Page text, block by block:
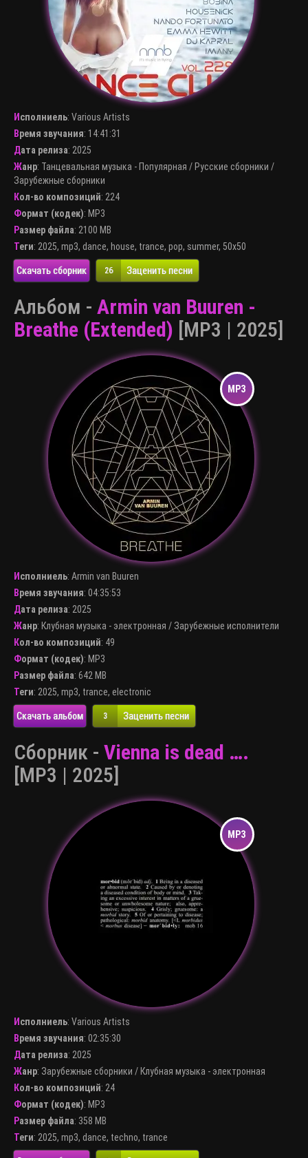
Исполниель: Various Artists
Время звучания: 14:41:31
Дата релиза: 2025
Жанр: Танцевальная музыка - Популярная / Русские сборники /
Зарубежные сборники
Кол-во композиций: 224
Формат (кодек): MP3
Размер файла: 2100 MB
Теги: 2025, mp3, dance, house, trance, pop, summer, 50x50
Скачать сборник 26 Заценить песни
Альбом - Armin van Buuren -
Breathe (Extended) [MP3 | 2025]
Исполниель: Armin van Buuren
Время звучания: 04:35:53
Дата релиза: 2025
Жанр: Клубная музыка - электронная / Зарубежные исполнители
Кол-во композиций: 49
Формат (кодек): MP3
Размер файла: 642 MB
Теги: 2025, mp3, trance, electronic
Скачать альбом 3 Заценить песни
Сборник - Vienna is dead ….
[MP3 | 2025]
Исполниель: Various Artists
Время звучания: 02:35:30
Дата релиза: 2025
Жанр: Зарубежные сборники / Клубная музыка - электронная
Кол-во композиций: 24
Формат (кодек): MP3
Размер файла: 358 MB
Теги: 2025, mp3, dance, techno, trance